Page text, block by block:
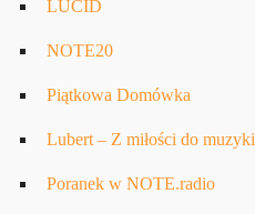
LUCID
NOTE20
Piątkowa Domówka
Lubert – Z miłości do muzyki
Poranek w NOTE.radio